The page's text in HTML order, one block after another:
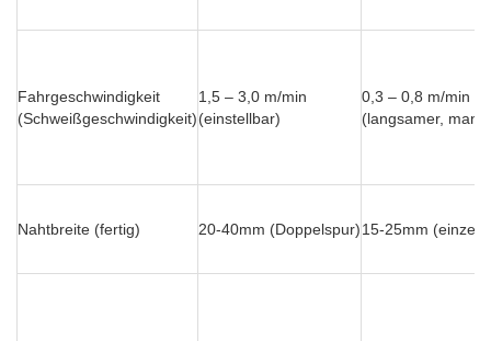
Fahrgeschwindigkeit
(Schweißgeschwindigkeit)
1,5 – 3,0 m/min
(einstellbar)
0,3 – 0,8 m/min
(langsamer,
Nahtbreite (fertig) 20-40mm (Doppelspur)15-25mm